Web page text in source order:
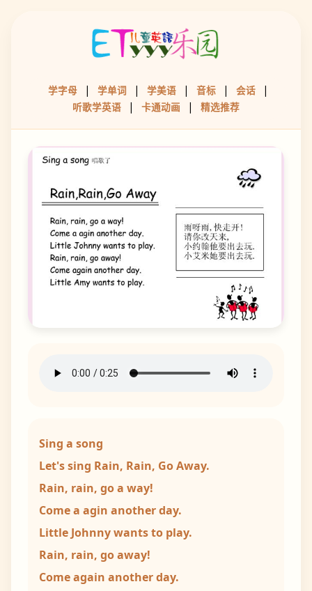
学字母 | 学单词 | 学美语 | 音标 | 会话 |
听歌学英语 | 卡通动画 | 精选推荐
Sing a song
Let's sing Rain, Rain, Go Away.
Rain, rain, go a way!
Come a agin another day.
Little Johnny wants to play.
Rain, rain, go away!
Come again another day.